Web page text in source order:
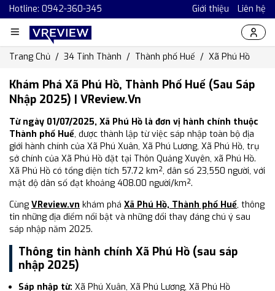
Hotline: 0942-360-345 Giới thiệu Liên hệ
Trang Chủ 34 Tỉnh Thành Thành phố Huế Xã Phú Hồ
Khám Phá Xã Phú Hồ, Thành Phố Huế (Sau Sáp
Nhập 2025) | VReview.vn
Từ ngày 01/07/2025, Xã Phú Hồ là đơn vị hành chính thuộc
Thành phố Huế, được thành lập từ việc sáp nhập toàn bộ địa
giới hành chính của Xã Phú Xuân, Xã Phú Lương, Xã Phú Hồ, trụ
sở chính của Xã Phú Hồ đặt tại Thôn Quảng Xuyên, xã Phú Hồ.
Xã Phú Hồ có tổng diện tích 57.72 km², dân số 23,550 người, với
mật độ dân số đạt khoảng 408.00 người/km².
Cùng VReview.vn khám phá Xã Phú Hồ, Thành phố Huế, thông
tin những địa điểm nổi bật và những đổi thay đáng chú ý sau
sáp nhập năm 2025.
Thông tin hành chính Xã Phú Hồ (sau sáp
nhập 2025)
Sáp nhập từ: Xã Phú Xuân, Xã Phú Lương, Xã Phú Hồ